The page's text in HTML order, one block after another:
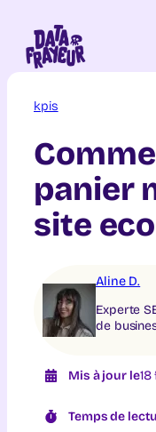
contenu
kpis
panier
site
Aline D.
Experte
de
Mis à jour le
Temps de